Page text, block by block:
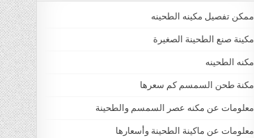
ممكن تفصيل مكينه الطحينه
مكينة صنع الطحينة الصغيرة
مكنه الطحينه
مكنة طحن السمسم كم سعرها
معلومات عن مكنه عصر السمسم والطحينة
معلومات عن ماكينة الطحينة وأسعارها